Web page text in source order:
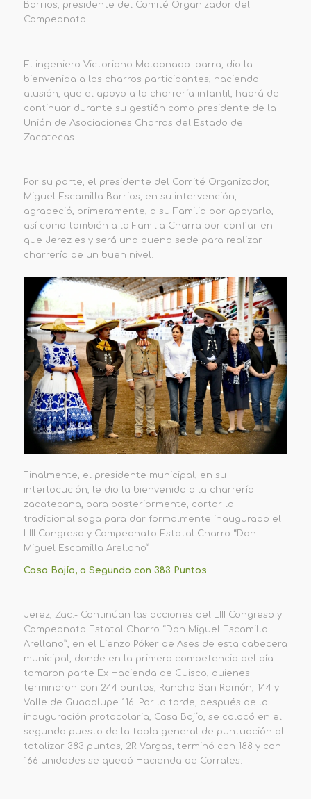
Barrios, presidente del Comité Organizador del
Campeonato.
El ingeniero Victoriano Maldonado Ibarra, dio la
bienvenida a los charros participantes, haciendo
alusión, que el apoyo a la charrería infantil, habrá de
continuar durante su gestión como presidente de la
Unión de Asociaciones Charras del Estado de
Zacatecas.
Por su parte, el presidente del Comité Organizador,
Miguel Escamilla Barrios, en su intervención,
agradeció, primeramente, a su Familia por apoyarlo,
así como también a la Familia Charra por confiar en
que Jerez es y será una buena sede para realizar
charrería de un buen nivel.
Finalmente, el presidente municipal, en su
interlocución, le dio la bienvenida a la charrería
zacatecana, para posteriormente, cortar la
tradicional soga para dar formalmente inaugurado el
LIII Congreso y Campeonato Estatal Charro “Don
Miguel Escamilla Arellano”
Casa Bajío, a Segundo con 383 Puntos
Jerez, Zac.- Continúan las acciones del LIII Congreso y
Campeonato Estatal Charro “Don Miguel Escamilla
Arellano”, en el Lienzo Póker de Ases de esta cabecera
municipal, donde en la primera competencia del día
tomaron parte Ex Hacienda de Cuisco, quienes
terminaron con 244 puntos, Rancho San Ramón, 144 y
Valle de Guadalupe 116. Por la tarde, después de la
inauguración protocolaria, Casa Bajío, se colocó en el
segundo puesto de la tabla general de puntuación al
totalizar 383 puntos, 2R Vargas, terminó con 188 y con
166 unidades se quedó Hacienda de Corrales.